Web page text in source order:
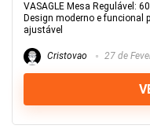
VASAGLE Mesa Regulável:
Design moderno e funcional
ajustável
Cristovao 27 de